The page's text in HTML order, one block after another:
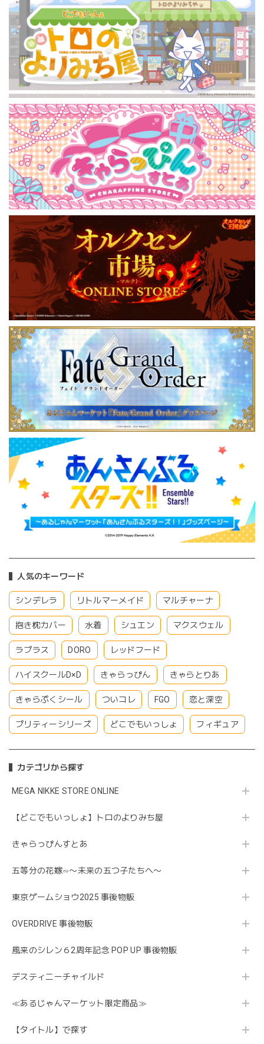
人気のキーワード
シンデレラ リトルマーメイド マルチャーナ
抱き枕カバー 水着 シュエン マクスウェル
ラプラス DORO レッドフード
ハイスクールD×D きゃらっぴん きゃらとりあ
きゃらぷくシール ついコレ FGO 恋と深空
プリティーシリーズ どこでもいっしょ フィギュア
カテゴリから探す
MEGA NIKKE STORE ONLINE
【どこでもいっしょ】トロのよりみち屋
きゃらっぴんすとあ
五等分の花嫁∽〜未来の五つ子たちへ〜
東京ゲームショウ2025 事後物販
OVERDRIVE 事後物販
風来のシレン６2周年記念 POP UP 事後物販
デスティニーチャイルド
≪あるじゃんマーケット限定商品≫
【タイトル】で探す